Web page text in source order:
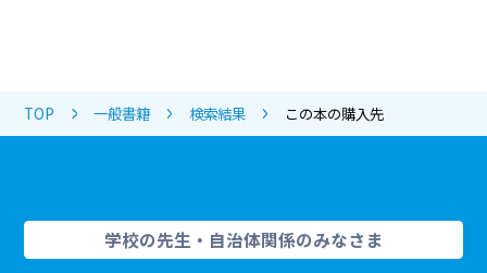
TOP 一般書籍 検索結果 この本の購入先
学校の先生・自治体関係のみなさま